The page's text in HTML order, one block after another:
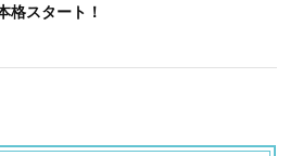
格スタート！